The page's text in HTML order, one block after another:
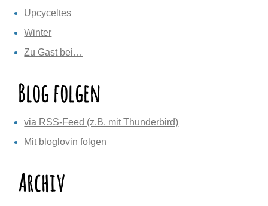
Upcyceltes
Winter
Zu Gast bei…
Blog folgen
via RSS-Feed (z.B. mit Thunderbird)
Mit bloglovin folgen
Archiv